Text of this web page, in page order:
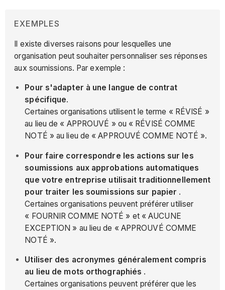
EXEMPLES
Il existe diverses raisons pour lesquelles une
organisation peut souhaiter personnaliser ses réponses
aux soumissions. Par exemple :
Pour s'adapter à une langue de contrat
spécifique.
Certaines organisations utilisent le terme « RÉVISÉ »
au lieu de « APPROUVÉ » ou « RÉVISÉ COMME
NOTÉ » au lieu de « APPROUVÉ COMME NOTÉ ».
Pour faire correspondre les actions sur les
soumissions aux approbations automatiques
que votre entreprise utilisait traditionnellement
pour traiter les soumissions sur papier .
Certaines organisations peuvent préférer utiliser
« FOURNIR COMME NOTÉ » et « AUCUNE
EXCEPTION » au lieu de « APPROUVÉ COMME
NOTÉ ».
Utiliser des acronymes généralement compris
au lieu de mots orthographiés .
Certaines organisations peuvent préférer que les